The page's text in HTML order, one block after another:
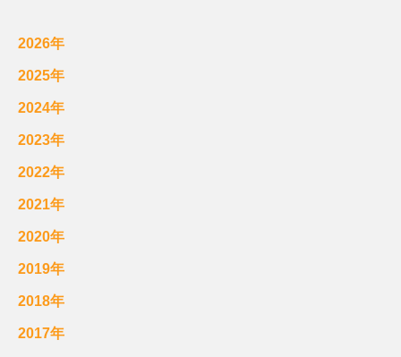
2026年
2025年
2024年
2023年
2022年
2021年
2020年
2019年
2018年
2017年